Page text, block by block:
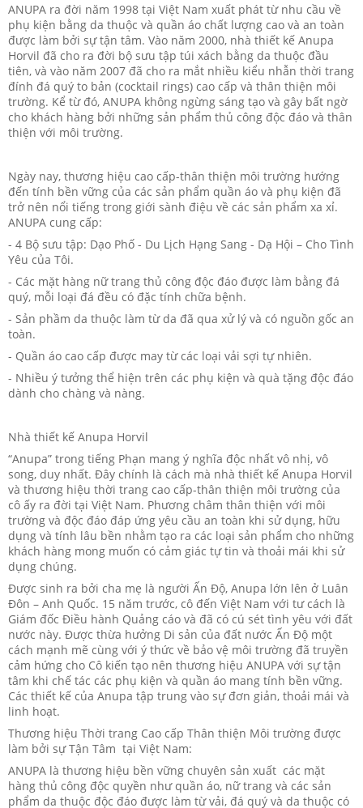
ANUPA ra đời năm 1998 tại Việt Nam xuất phát từ nhu cầu về
phụ kiện bằng da thuộc và quần áo chất lượng cao và an toàn
được làm bởi sự tận tâm. Vào năm 2000, nhà thiết kế Anupa
Horvil đã cho ra đời bộ sưu tập túi xách bằng da thuộc đầu
tiên, và vào năm 2007 đã cho ra mắt nhiều kiểu nhẫn thời trang
đính đá quý to bản (cocktail rings) cao cấp và thân thiện môi
trường. Kể từ đó, ANUPA không ngừng sáng tạo và gây bất ngờ
cho khách hàng bởi những sản phẩm thủ công độc đáo và thân
thiện với môi trường.
Ngày nay, thương hiệu cao cấp-thân thiện môi trường hướng
đến tính bền vững của các sản phẩm quần áo và phụ kiện đã
trở nên nổi tiếng trong giới sành điệu về các sản phẩm xa xỉ.
ANUPA cung cấp:
- 4 Bộ sưu tập: Dạo Phố - Du Lịch Hạng Sang - Dạ Hội – Cho Tình
Yêu của Tôi.
- Các mặt hàng nữ trang thủ công độc đáo được làm bằng đá
quý, mỗi loại đá đều có đặc tính chữa bệnh.
- Sản phầm da thuộc làm từ da đã qua xử lý và có nguồn gốc an
toàn.
- Quần áo cao cấp được may từ các loại vải sợi tự nhiên.
- Nhiều ý tưởng thể hiện trên các phụ kiện và quà tặng độc đáo
dành cho chàng và nàng.
Nhà thiết kế Anupa Horvil
“Anupa” trong tiếng Phạn mang ý nghĩa độc nhất vô nhị, vô
song, duy nhất. Đây chính là cách mà nhà thiết kế Anupa Horvil
và thương hiệu thời trang cao cấp-thân thiện môi trường của
cô ấy ra đời tại Việt Nam. Phương châm thân thiện với môi
trường và độc đáo đáp ứng yêu cầu an toàn khi sử dụng, hữu
dụng và tính lâu bền nhằm tạo ra các loại sản phẩm cho những
khách hàng mong muốn có cảm giác tự tin và thoải mái khi sử
dụng chúng.
Được sinh ra bởi cha mẹ là người Ấn Độ, Anupa lớn lên ở Luân
Đôn – Anh Quốc. 15 năm trước, cô đến Việt Nam với tư cách là
Giám đốc Điều hành Quảng cáo và đã có cú sét tình yêu với đất
nước này. Được thừa hưởng Di sản của đất nước Ấn Độ một
cách mạnh mẽ cùng với ý thức về bảo vệ môi trường đã truyền
cảm hứng cho Cô kiến tạo nên thương hiệu ANUPA với sự tận
tâm khi chế tác các phụ kiện và quần áo mang tính bền vững.
Các thiết kế của Anupa tập trung vào sự đơn giản, thoải mái và
linh hoạt.
Thương hiệu Thời trang Cao cấp Thân thiện Môi trường được
làm bởi sự Tận Tâm tại Việt Nam:
ANUPA là thương hiệu bền vững chuyên sản xuất các mặt
hàng thủ công độc quyền như quần áo, nữ trang và các sản
phẩm da thuộc độc đáo được làm từ vải, đá quý và da thuộc có